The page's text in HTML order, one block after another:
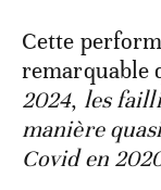
Cette
remarquable
2024, les
manière
Covid en